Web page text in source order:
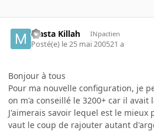
Masta Killah INpactien
Posté(e) le 25 mai 200521 a
Bonjour à tous
Pour ma nouvelle configuration, je
on m'a conseillé le 3200+ car il avait
J'aimerais savoir lequel est le mieux
vaut le coup de rajouter autant